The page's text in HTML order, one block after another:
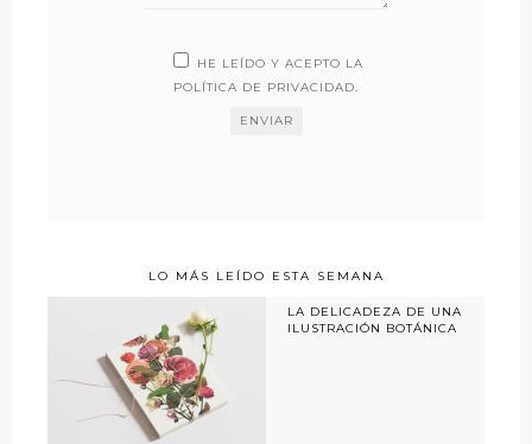
HE LEÍDO Y ACEPTO LA
POLÍTICA DE PRIVACIDAD
LO MÁS LEÍDO ESTA SEMANA
LA DELICADEZA DE UNA
ILUSTRACIÓN BOTÁNICA